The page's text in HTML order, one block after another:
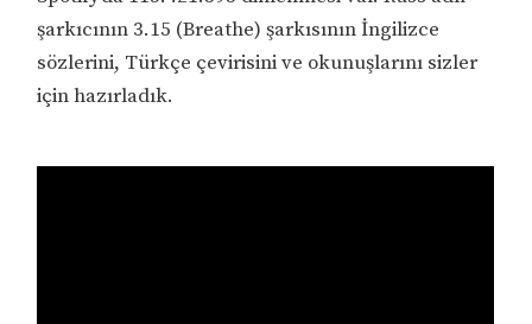
şarkıcının 3.15 (Breathe) şarkısının İngilizce
sözlerini, Türkçe çevirisini ve okunuşlarını sizler
için hazırladık.